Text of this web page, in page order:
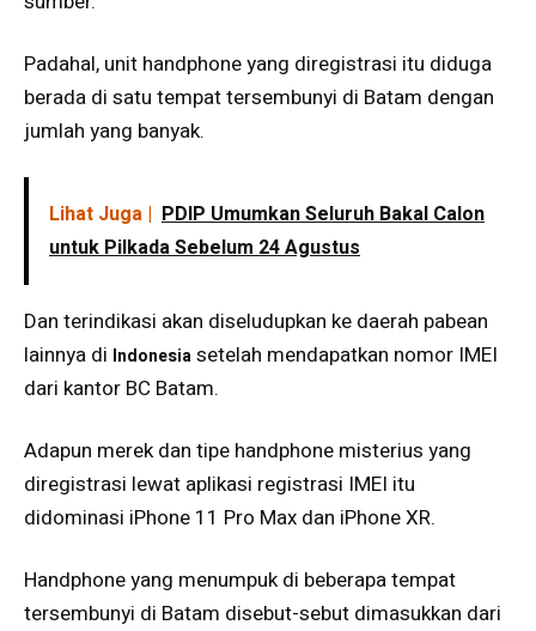
Padahal, unit handphone yang diregistrasi itu diduga
berada di satu tempat tersembunyi di Batam dengan
jumlah yang banyak.
Lihat Juga | PDIP Umumkan Seluruh Bakal Calon
untuk Pilkada Sebelum 24 Agustus
Dan terindikasi akan diseludupkan ke daerah pabean
lainnya di Indonesiasetelah mendapatkan nomor IMEI
dari kantor BC Batam.
Adapun merek dan tipe handphone misterius yang
diregistrasi lewat aplikasi registrasi IMEI itu
didominasi iPhone 11 Pro Max dan iPhone XR.
Handphone yang menumpuk di beberapa tempat
tersembunyi di Batam disebut-sebut dimasukkan dari